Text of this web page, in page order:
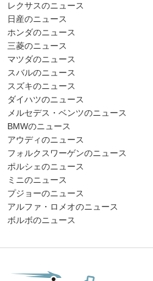
レクサスのニュース
日産のニュース
ホンダのニュース
三菱のニュース
マツダのニュース
スバルのニュース
スズキのニュース
ダイハツのニュース
メルセデス・ベンツのニュース
BMWのニュース
アウディのニュース
フォルクスワーゲンのニュース
ポルシェのニュース
ミニのニュース
プジョーのニュース
アルファ・ロメオのニュース
ボルボのニュース